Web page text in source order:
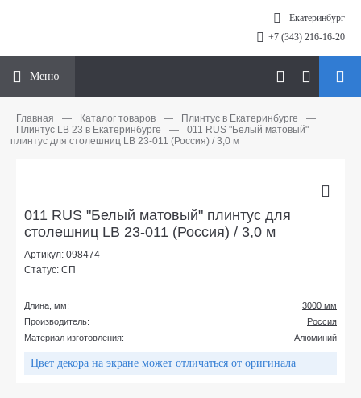
Екатеринбург
+7 (343) 216-16-20
Меню
Главная — Каталог товаров — Плинтус в Екатеринбурге
—
Плинтус LB 23 в Екатеринбурге
—
011 RUS "Белый матовый"
плинтус для столешниц LB 23-011 (Россия) / 3,0 м
011 RUS "Белый матовый" плинтус для
столешниц LB 23-011 (Россия) / 3,0 м
Артикул: 098474
Статус: СП
Длина, мм:
3000 мм
Производитель:
Россия
Материал изготовления:
Алюминий
Цвет декора на экране может отличаться от оригинала